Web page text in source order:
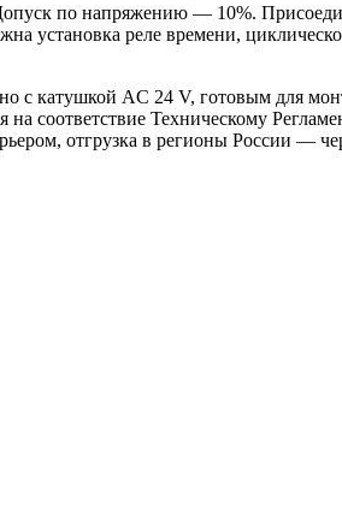
по напряжению — 10%.
реле времени,
с катушкой AC 24 V, готовым для
соответствие Техническому
отгрузка в регионы России —